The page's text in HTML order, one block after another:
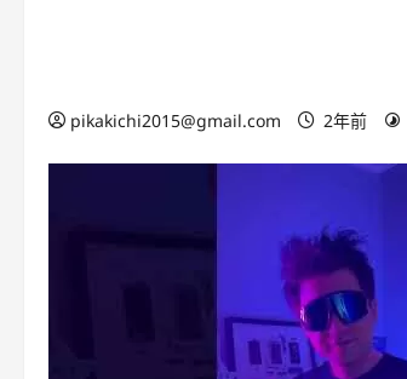
pikakichi2015@gmail.com 2年前